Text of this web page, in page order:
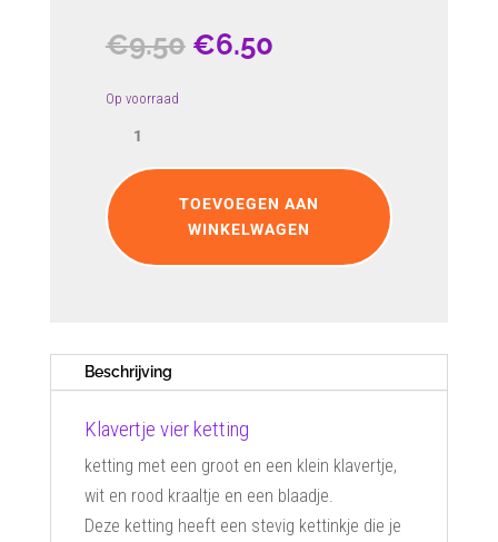
€9.50 Oorspronkelijke
€6.50Huidige
Op voorraad
ketting
aantal
TOEVOEGEN AAN
WINKELWAGEN
Beschrijving
Klavertje vier ketting
ketting met een groot en een klein klavertje,
wit en rood kraaltje en een blaadje.
Deze ketting heeft een stevig kettinkje die je